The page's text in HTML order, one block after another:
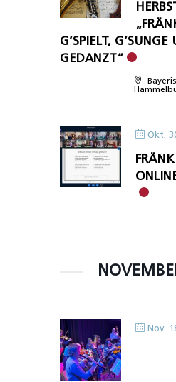
G’SPIELT, G’SUNGE
GEDANZT“
Okt.
Nov.